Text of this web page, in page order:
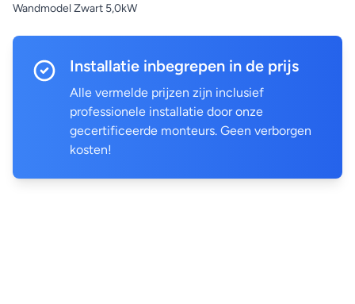
Wandmodel Zwart 5,0kW
Installatie inbegrepen in de prijs
Alle vermelde prijzen zijn inclusief
professionele installatie door onze
gecertificeerde monteurs. Geen verborgen
kosten!